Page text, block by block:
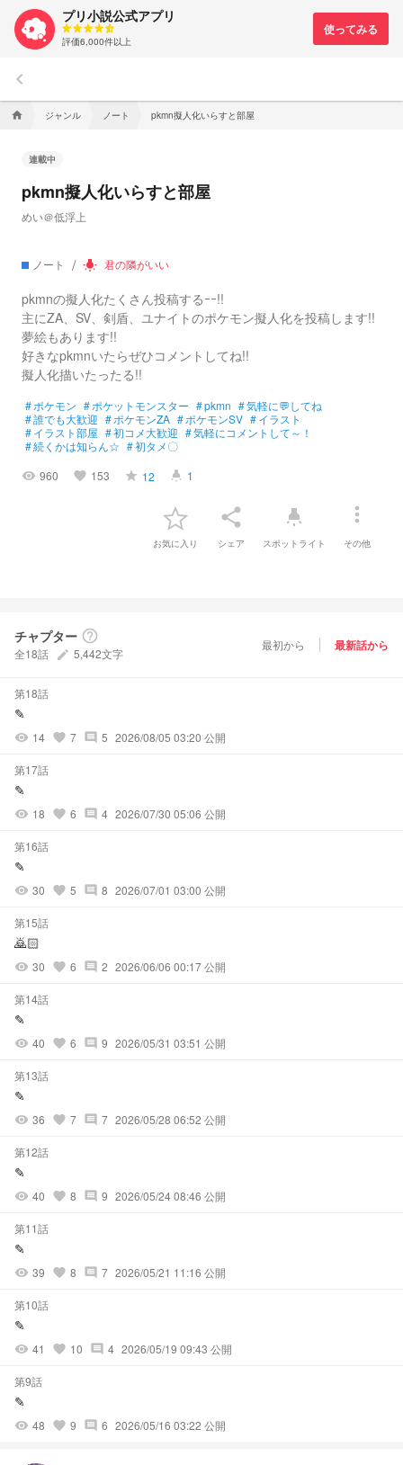
プリ小説公式アプリ
評価6,000件以上
keyboard_arrow_left
home ジャンル ノート pkmn擬人化いらすと部屋
連載中
pkmn擬人化いらすと部屋
めい＠低浮上
ノート wb_incandescent 君の隣がいい
pkmnの擬人化たくさん投稿するｰｰ!!
主にZA、SV、剣盾、ユナイトのポケモン擬人化を投稿します!!
夢絵もあります!!
好きなpkmnいたらぜひコメントしてね!!
擬人化描いたったる!!
#ポケモン #ポケットモンスター #pkmn #気軽に💬してね
#誰でも大歓迎 #ポケモンZA #ポケモンSV #イラスト
#イラスト部屋 #初コメ大歓迎 #気軽にコメントして～！
#続くかは知らん☆ #初タメ〇
visibility 960 favorite 153 grade 12 highlight 1
お気に入り
share
シェア
highlight
スポットライト
more_vert
その他
チャプター help_outline
全18話 create 5,442文字
最初から 最新話から
第18話
✎
visibility 14 favorite 7 comment 5 2026/08/05 03:20 公開
第17話
✎
visibility 18 favorite 6 comment 4 2026/07/30 05:06 公開
第16話
✎
visibility 30 favorite 5 comment 8 2026/07/01 03:00 公開
第15話
🙇🏻
visibility 30 favorite 6 comment 2 2026/06/06 00:17 公開
第14話
✎
visibility 40 favorite 6 comment 9 2026/05/31 03:51 公開
第13話
✎
visibility 36 favorite 7 comment 7 2026/05/28 06:52 公開
第12話
✎
visibility 40 favorite 8 comment 9 2026/05/24 08:46 公開
第11話
✎
visibility 39 favorite 8 comment 7 2026/05/21 11:16 公開
第10話
✎
visibility 41 favorite 10 comment 4 2026/05/19 09:43 公開
第9話
✎
visibility 48 favorite 9 comment 6 2026/05/16 03:22 公開